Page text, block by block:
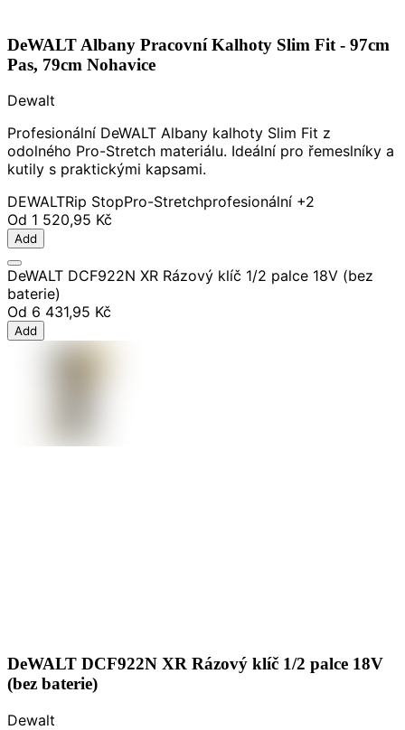
DeWALT Albany Pracovní Kalhoty Slim Fit - 97cm
Pas, 79cm Nohavice
Dewalt
Profesionální DeWALT Albany kalhoty Slim Fit z
odolného Pro-Stretch materiálu. Ideální pro řemeslníky a
kutily s praktickými kapsami.
DEWALTRip StopPro-Stretchprofesionální +2
Od 1 520,95 Kč
Add
DeWALT DCF922N XR Rázový klíč 1/2 palce 18V (bez
baterie)
Od 6 431,95 Kč
Add
DeWALT DCF922N XR Rázový klíč 1/2 palce 18V
(bez baterie)
Dewalt